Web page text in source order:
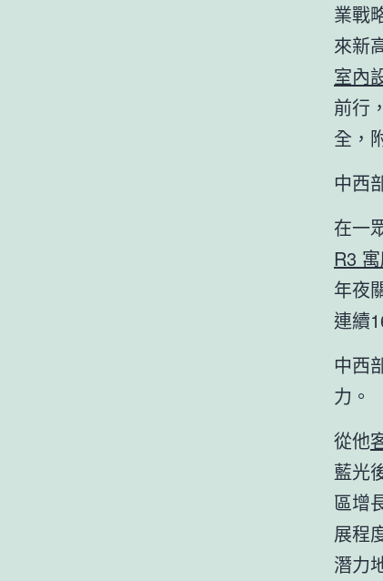
業戰
來新
室內
前行
全，
中西
在一
R3
年夜
連續
中西
力。
從他
藍光
區增
展程
潛力